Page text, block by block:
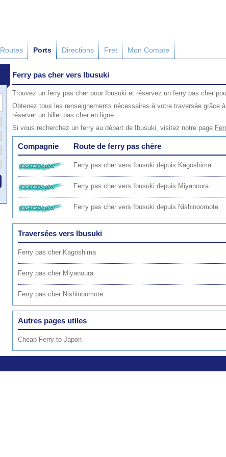
Routes Ports Directions Fret Mon Compte
Ferry pas cher vers Ibusuki
Trouvez un ferry pas cher pour Ibusuki et réservez un ferry pas cher
Obtenez tous les renseignements nécessaires à votre traversée grâce
réserver un billet pas cher en ligne.
Si vous recherchez un ferry au départ de Ibusuki, visitez notre page
Compagnie Route de ferry pas chère
Ferry pas cher vers Ibusuki depuis Kagoshima
Ferry pas cher vers Ibusuki depuis Miyanoura
Ferry pas cher vers Ibusuki depuis Nishinoomote
Traversées vers Ibusuki
Ferry pas cher Kagoshima
Ferry pas cher Miyanoura
Ferry pas cher Nishinoomote
Autres pages utiles
Cheap Ferry to Japon